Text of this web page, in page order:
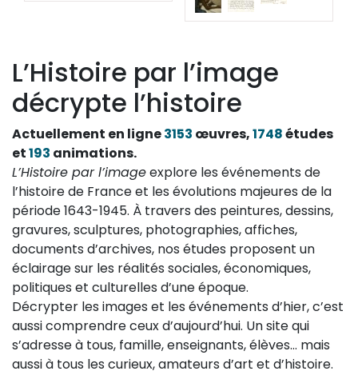
L’Histoire par l’image
décrypte l’histoire
Actuellement en ligne3153 œuvres,1748études
et193 animations.
L’Histoire par l’imageexplore les événements de
l’histoire de France et les évolutions majeures de la
période 1643-1945. À travers des peintures, dessins,
gravures, sculptures, photographies, affiches,
documents d’archives, nos études proposent un
éclairage sur les réalités sociales, économiques,
politiques et culturelles d’une époque.
Décrypter les images et les événements d’hier, c’est
aussi comprendre ceux d’aujourd’hui. Un site qui
s’adresse à tous, famille, enseignants, élèves… mais
aussi à tous les curieux, amateurs d’art et d’histoire.